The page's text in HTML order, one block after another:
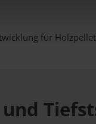
für